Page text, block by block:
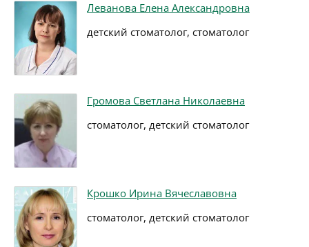
Леванова Елена Александровна
детский стоматолог, стоматолог
Громова Светлана Николаевна
стоматолог, детский стоматолог
Крошко Ирина Вячеславовна
стоматолог, детский стоматолог